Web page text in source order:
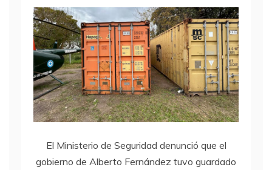
El Ministerio de Seguridad denunció que el
gobierno de Alberto Fernández tuvo guardado